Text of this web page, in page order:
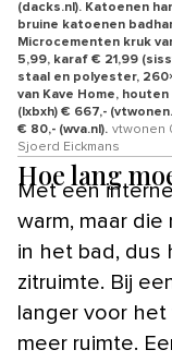
(dacks.nl). Katoenen
bruine katoenen
Microcementen kruk
5,99, karaf € 21,99
staal en polyester,
van Kave Home,
(lxbxh) € 667,-
€ 80,- (wva.nl). vtwonen
Sjoerd Eickmans
Hoe lang
Met een
warm, maar die
in het bad, dus
zitruimte. Bij
langer voor het
meer ruimte.